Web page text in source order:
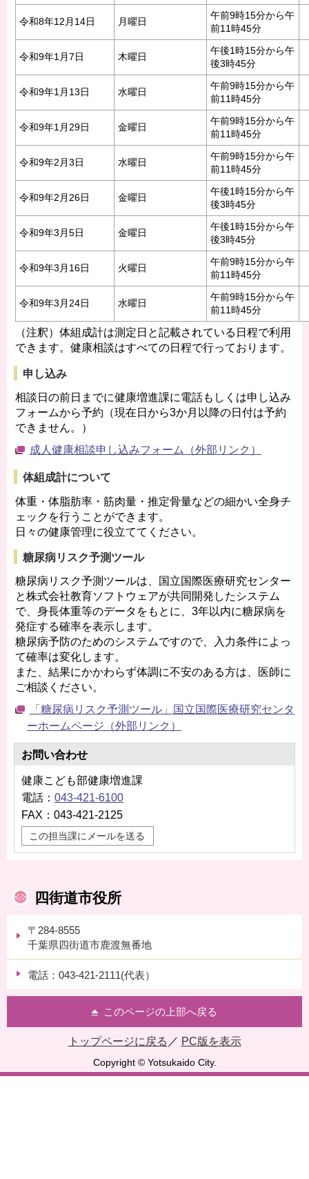
令和8年12月14日 月曜日
午前9時15分から午
前11時45分
令和9年1月7日 木曜日
午後1時15分から午
後3時45分
令和9年1月13日 水曜日
午前9時15分から午
前11時45分
令和9年1月29日 金曜日
午前9時15分から午
前11時45分
令和9年2月3日 水曜日
午前9時15分から午
前11時45分
令和9年2月26日 金曜日
午後1時15分から午
後3時45分
令和9年3月5日 金曜日
午後1時15分から午
後3時45分
令和9年3月16日 火曜日
午前9時15分から午
前11時45分
令和9年3月24日 水曜日
午前9時15分から午
前11時45分
（注釈）体組成計は測定日と記載されている日程で利用
できます。健康相談はすべての日程で行っております。
申し込み
相談日の前日までに健康増進課に電話もしくは申し込み
フォームから予約（現在日から3か月以降の日付は予約
できません。）
成人健康相談申し込みフォーム（外部リンク）
体組成計について
体重・体脂肪率・筋肉量・推定骨量などの細かい全身チ
ェックを行うことができます。
日々の健康管理に役立ててください。
糖尿病リスク予測ツール
糖尿病リスク予測ツールは、国立国際医療研究センター
と株式会社教育ソフトウェアが共同開発したシステム
で、身長体重等のデータをもとに、3年以内に糖尿病を
発症する確率を表示します。
糖尿病予防のためのシステムですので、入力条件によっ
て確率は変化します。
また、結果にかかわらず体調に不安のある方は、医師に
ご相談ください。
「糖尿病リスク予測ツール」国立国際医療研究センタ
ーホームページ（外部リンク）
お問い合わせ
健康こども部健康増進課
電話： 043-421-6100
FAX：043-421-2125
この担当課にメールを送る
四街道市役所
〒284-8555
千葉県四街道市鹿渡無番地
電話：043-421-2111(代表）
このページの上部へ戻る
トップページに戻る ／ PC版を表示
Copyright © Yotsukaido City.